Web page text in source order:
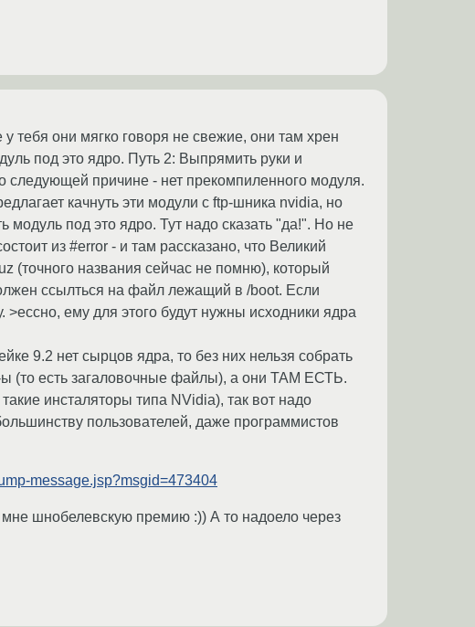
тебя они мягко говоря не свежие, они там хрен
под это ядро. Путь 2: Выпрямить руки и
следующей причине - нет прекомпиленного модуля.
качнуть эти модули с ftp-шника nvidia, но
модуль под это ядро. Тут надо сказать "да!". Но не
из #error - и там рассказано, что Великий
(точного названия сейчас не помню), который
ссылться на файл лежащий в /boot. Если
ему для этого будут нужны исходники ядра
9.2 нет сырцов ядра, то без них нельзя собрать
(то есть загаловочные файлы), а они ТАМ ЕСТЬ.
инсталяторы типа NVidia), так вот надо
пользователей, даже программистов
message.jsp?msgid=473404
шнобелевскую премию :)) А то надоело через